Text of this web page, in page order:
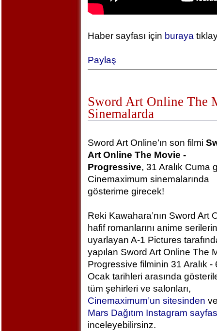
Haber sayfası için buraya
Paylaş
Sword Art Online The
Sinemalarda
Sword Art Online’ın son filmi
Art Online The Movie -
Progressive, 31 Aralık Cuma
Cinemaximum sinemalarında
gösterime girecek!
Reki Kawahara’nın Sword Art
hafif romanlarını anime
uyarlayan A-1 Pictures
yapılan Sword Art Online The
Progressive filminin 31 Aralık -
Ocak tarihleri arasında
tüm şehirleri ve salonları,
Cinemaximum’un sitesinden
Mars Dağıtım Instagram
inceleyebilirsinz.